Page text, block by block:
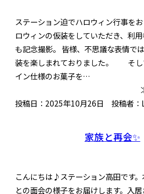
ステーション迫でハロウィン行事を
ロウィンの仮装をしていただき、利
も記念撮影。 皆様、不思議な表情で
装を楽しまれておりました。 そし
イン仕様のお菓子を…
投稿日：2025年10月26日 投稿者
家族と再会✨
こんにちは♪ステーション高田です
との面会の様子をお届けします。入居